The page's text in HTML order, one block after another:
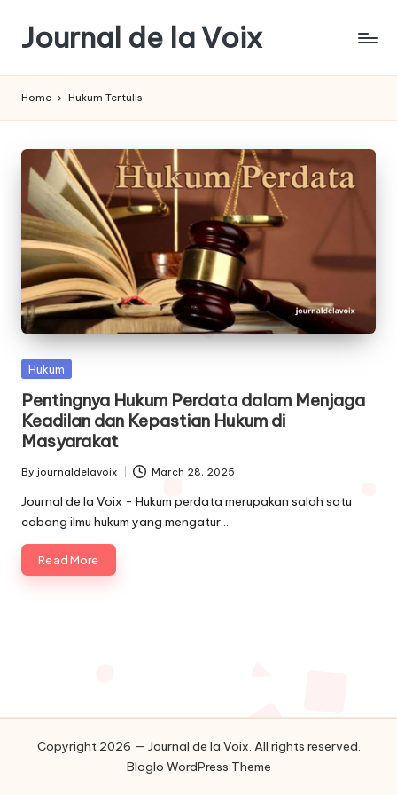
content
Journal de la Voix
Hak
sebagai
Pembeli
Home Hukum Tertulis
Posted
Hukum
Pentingnya Hukum Perdata dalam Menjaga
Keadilan dan Kepastian Hukum di
Masyarakat
Posted
by
By journaldelavoix March 28, 2025
Journal de la Voix - Hukum perdata merupakan salah satu
cabang ilmu hukum yang mengatur…
Read More
Copyright 2026 — Journal de la Voix. All rights reserved.
Bloglo WordPress Theme